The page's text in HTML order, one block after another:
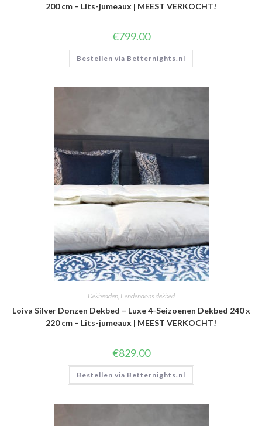
200 cm – Lits-jumeaux | MEEST VERKOCHT!
€799.00
Bestellen via Betternights.nl
Dekbedden, Eendendons dekbed
Loiva Silver Donzen Dekbed – Luxe 4-Seizoenen Dekbed 240 x
220 cm – Lits-jumeaux | MEEST VERKOCHT!
€829.00
Bestellen via Betternights.nl